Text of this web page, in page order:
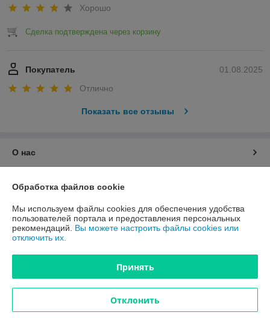
Хорошо
Сделка подтверждена через корзину
01.08.2025
Покупатель
Отлично
Показать все отзывы
О нас
Доставка и оплата
График работы
Обработка файлов cookie
Мы используем файлы cookies для обеспечения удобства
пользователей портала и предоставления персональных
рекомендаций. Вы можете настроить файлы cookies или
отключить их.
Принять
Отклонить